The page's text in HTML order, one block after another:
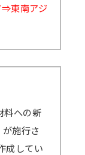
南アジ
料への新
施行さ
成してい